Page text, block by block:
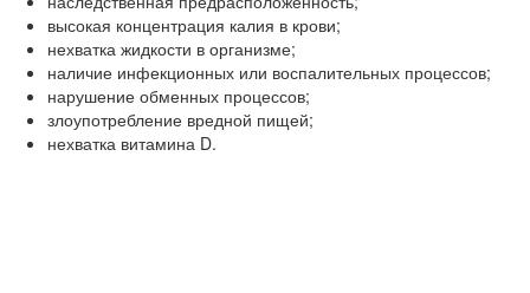
высокая концентрация калия в крови;
нехватка жидкости в организме;
наличие инфекционных или воспалительных процессов;
нарушение обменных процессов;
злоупотребление вредной пищей;
нехватка витамина D.